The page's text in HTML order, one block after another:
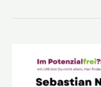
Nüsse
der
Möglichmacher